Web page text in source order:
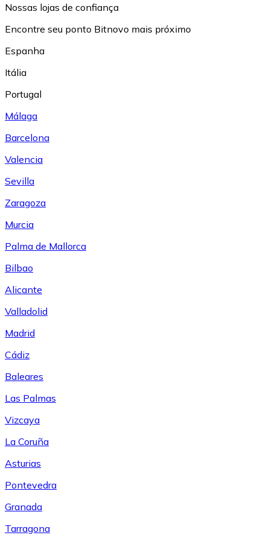
Nossas lojas de confiança
Encontre seu ponto Bitnovo mais próximo
Espanha
Itália
Portugal
Málaga
Barcelona
Valencia
Sevilla
Zaragoza
Murcia
Palma de Mallorca
Bilbao
Alicante
Valladolid
Madrid
Cádiz
Baleares
Las Palmas
Vizcaya
La Coruña
Asturias
Pontevedra
Granada
Tarragona